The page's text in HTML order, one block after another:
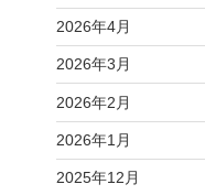
2026年4月
2026年3月
2026年2月
2026年1月
2025年12月